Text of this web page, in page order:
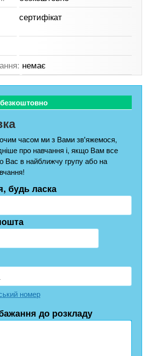
сертифікат
немає
часом ми з Вами зв'яжемося,
про навчання і, якщо Вам все
Вас в найближчу групу або на
будь ласка
номер
до розкладу